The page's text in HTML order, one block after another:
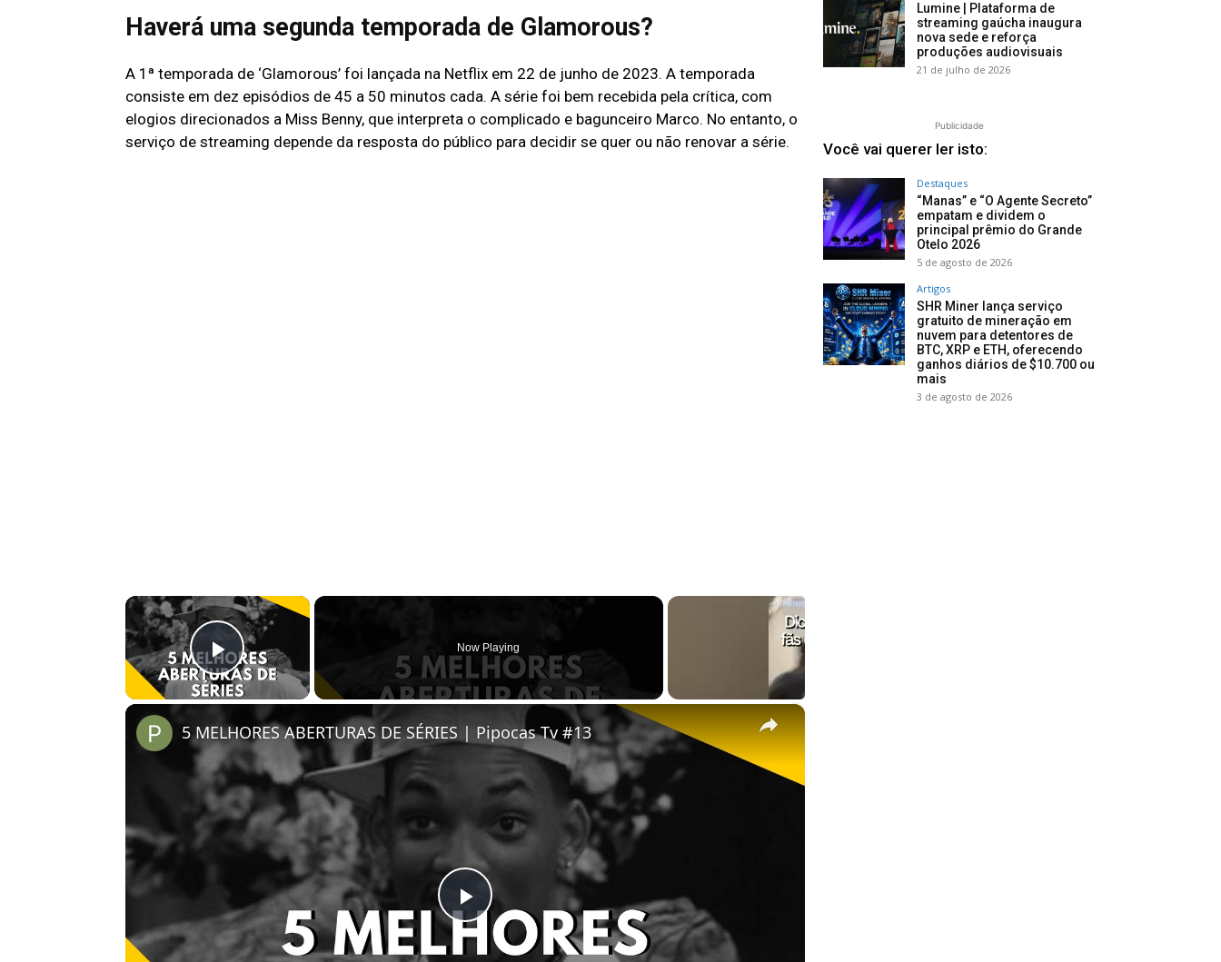
Haverá uma segunda temporada de Glamorous?
A 1ª temporada de ‘Glamorous’ foi lançada na Netflix em 22 de junho de 2023. A temporada
consiste em dez episódios de 45 a 50 minutos cada. A série foi bem recebida pela crítica, com
elogios direcionados a Miss Benny, que interpreta o complicado e bagunceiro Marco. No entanto, o
serviço de streaming depende da resposta do público para decidir se quer ou não renovar a série.
×
Play Video
Now Playing
×
Play
5 MELHORES ABERTURAS DE SÉRIES | Pipocas Tv #13
Lumine | Plataforma de
streaming gaúcha inaugura
nova sede e reforça
produções audiovisuais
21 de julho de 2026
Publicidade
Você vai querer ler isto:
Destaques
“Manas” e “O Agente Secreto”
empatam e dividem o
principal prêmio do Grande
Otelo 2026
5 de agosto de 2026
Artigos
SHR Miner lança serviço
gratuito de mineração em
nuvem para detentores de
BTC, XRP e ETH, oferecendo
ganhos diários de $10.700 ou
mais
3 de agosto de 2026